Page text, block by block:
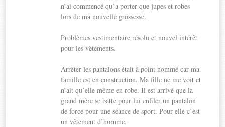
n’ai commencé qu’a porter que jupes et robes
lors de ma nouvelle grossesse.
Problèmes vestimentaire résolu et nouvel intérêt
pour les vêtements.
Arrêter les pantalons était à point nommé car ma
famille est en construction. Ma fille ne me voit et
n’ait qu’elle même en robe. Il est arrivé que la
grand mère se batte pour lui enfiler un pantalon
de force pour une séance de sport. Pour elle c’est
un vêtement d’homme.